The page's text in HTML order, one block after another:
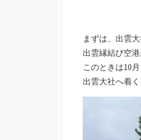
まずは、出雲
出雲縁結び空
このときは10
出雲大社へ着く